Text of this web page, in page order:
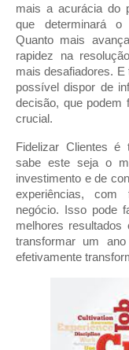
mais a acurácia do
que determinará o
Quanto mais
rapidez na
mais desafiadores. E
possível dispor de
decisão, que podem
crucial.
Fidelizar Clientes é
sabe este seja o
investimento e de
experiências, com
negócio. Isso pode
melhores
transformar um
efetivamente